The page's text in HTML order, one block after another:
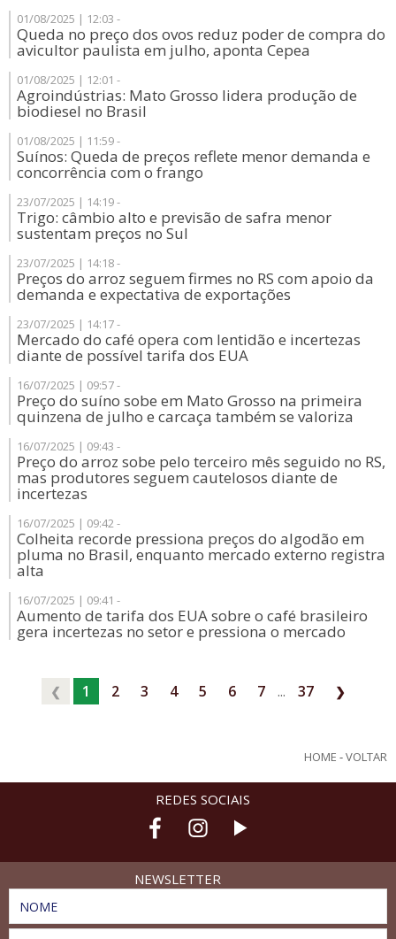
01/08/2025 | 12:03 -
Queda no preço dos ovos reduz poder de compra do
avicultor paulista em julho, aponta Cepea
01/08/2025 | 12:01 -
Agroindústrias: Mato Grosso lidera produção de
biodiesel no Brasil
01/08/2025 | 11:59 -
Suínos: Queda de preços reflete menor demanda e
concorrência com o frango
23/07/2025 | 14:19 -
Trigo: câmbio alto e previsão de safra menor
sustentam preços no Sul
23/07/2025 | 14:18 -
Preços do arroz seguem firmes no RS com apoio da
demanda e expectativa de exportações
23/07/2025 | 14:17 -
Mercado do café opera com lentidão e incertezas
diante de possível tarifa dos EUA
16/07/2025 | 09:57 -
Preço do suíno sobe em Mato Grosso na primeira
quinzena de julho e carcaça também se valoriza
16/07/2025 | 09:43 -
Preço do arroz sobe pelo terceiro mês seguido no RS,
mas produtores seguem cautelosos diante de
incertezas
16/07/2025 | 09:42 -
Colheita recorde pressiona preços do algodão em
pluma no Brasil, enquanto mercado externo registra
alta
16/07/2025 | 09:41 -
Aumento de tarifa dos EUA sobre o café brasileiro
gera incertezas no setor e pressiona o mercado
❮ 1 2 3 4 5 6 7 ... 37 ❯
HOME -VOLTAR
REDES SOCIAIS
NEWSLETTER
NOME